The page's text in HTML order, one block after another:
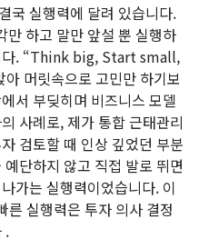
국 실행력에 달려 있습니다.
만 하고 말만 앞설 뿐 실행하
다. “Think big, Start small,
머릿속으로 고민만 하기보
서 부딪히며 비즈니스 모델
사례로, 제가 통합 근태관리
자 검토할 때 인상 깊었던 부분
단하지 않고 직접 발로 뛰면
가는 실행력이었습니다. 이
른 실행력은 투자 의사 결정
.